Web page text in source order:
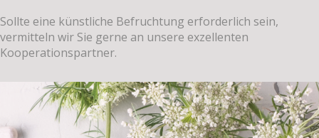
Sollte eine künstliche Befruchtung erforderlich sein,
vermitteln wir Sie gerne an unsere exzellenten
Kooperationspartner.